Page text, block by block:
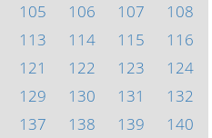
105 106 107
108
113 114 115
116
121 122 123
124
129 130 131
132
137 138 139
140